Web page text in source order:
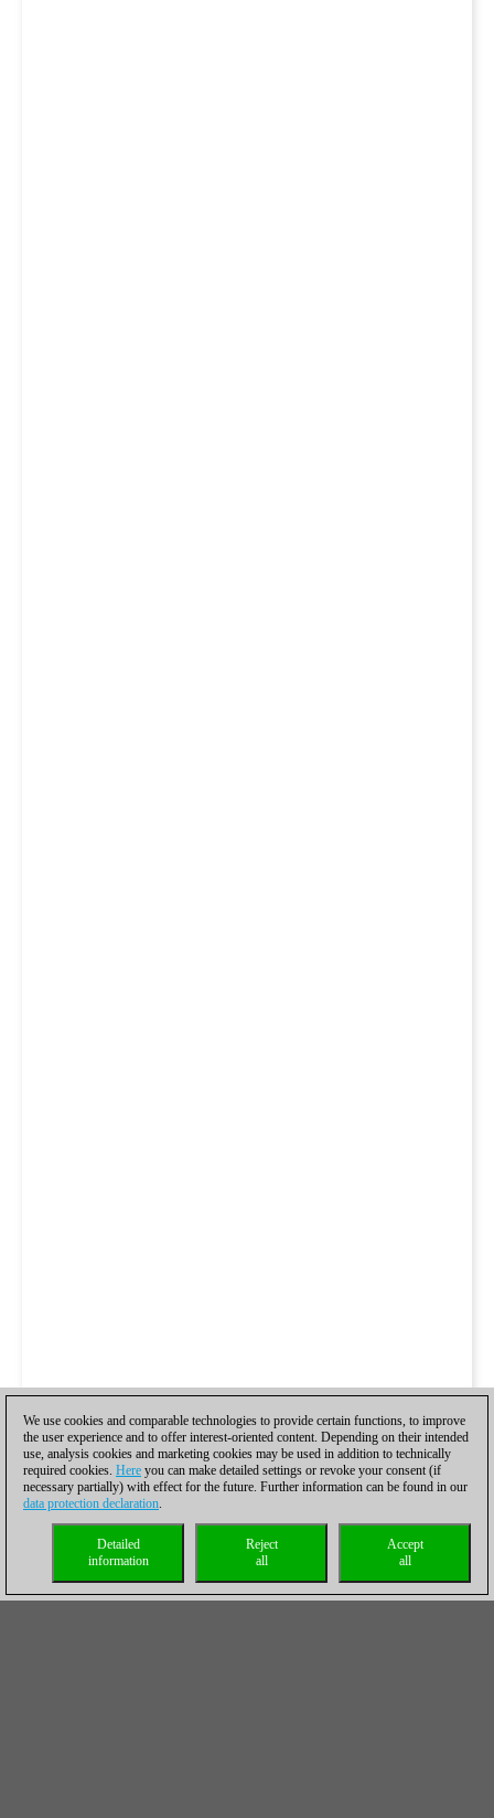
We use cookies and comparable technologies to provide certain functions, to improve
the user experience and to offer interest-oriented content. Depending on their intended
use, analysis cookies and marketing cookies may be used in addition to technically
required cookies. Here you can make detailed settings or revoke your consent (if
necessary partially) with effect for the future. Further information can be found in our
data protection declaration.
Accept
all
Reject
all
Detailed
information